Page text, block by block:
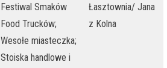
Festiwal Smaków
Food Trucków;
Wesołe miasteczka;
Stoiska handlowe i
Łasztownia/ Jana
z Kolna